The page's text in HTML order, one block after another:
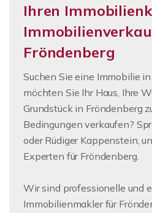
Ihren
Fröndenberg
Suchen Sie eine Immobilie
möchten Sie Ihr Haus, Ihre
Grundstück in Fröndenberg
Bedingungen verkaufen?
oder Rüdiger Kappenstein,
Experten für Fröndenberg.
Wir sind professionelle und
Immobilienmakler für